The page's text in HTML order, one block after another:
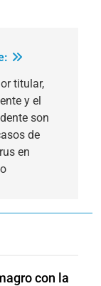
titular,
y el
son
de
en
con la